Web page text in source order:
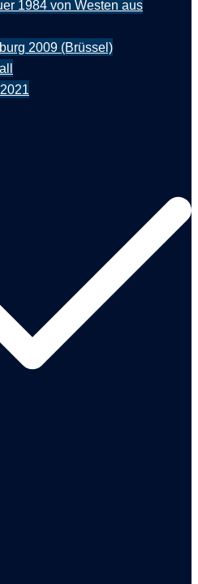
1984 von Westen aus
2009 (Brüssel)